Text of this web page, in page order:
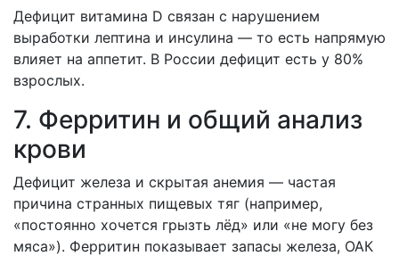
Дефицит витамина D связан с нарушением
выработки лептина и инсулина — то есть напрямую
влияет на аппетит. В России дефицит есть у 80%
взрослых.
7. Ферритин и общий анализ
крови
Дефицит железа и скрытая анемия — частая
причина странных пищевых тяг (например,
«постоянно хочется грызть лёд» или «не могу без
мяса»). Ферритин показывает запасы железа, ОАК